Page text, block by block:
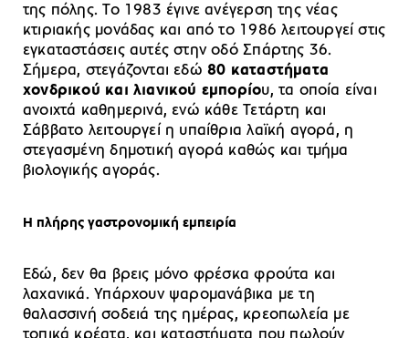
της πόλης. Το 1983 έγινε ανέγερση της νέας
κτιριακής μονάδας και από το 1986 λειτουργεί στις
εγκαταστάσεις αυτές στην οδό Σπάρτης 36.
Σήμερα, στεγάζονται εδώ80 καταστήματα
χονδρικού και λιανικού εμπορίου, τα οποία είναι
ανοιχτά καθημερινά, ενώ κάθε Τετάρτη και
Σάββατο λειτουργεί η υπαίθρια λαϊκή αγορά, η
στεγασμένη δημοτική αγορά καθώς και τμήμα
βιολογικής αγοράς.
Η πλήρης γαστρονομική εμπειρία
Εδώ, δεν θα βρεις μόνο φρέσκα φρούτα και
λαχανικά. Υπάρχουν ψαρομανάβικα με τη
θαλασσινή σοδειά της ημέρας, κρεοπωλεία με
τοπικά κρέατα, και καταστήματα που πωλούν